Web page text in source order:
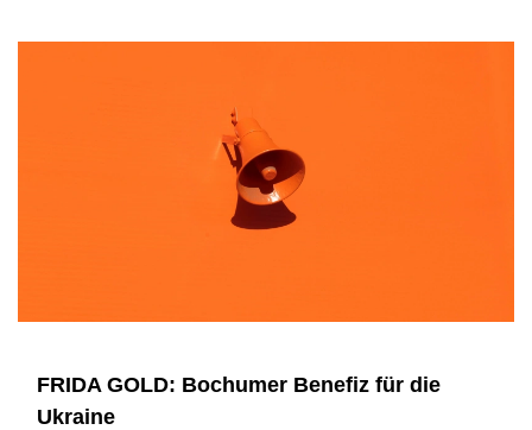
FRIDA GOLD: Bochumer Benefiz für die
Ukraine